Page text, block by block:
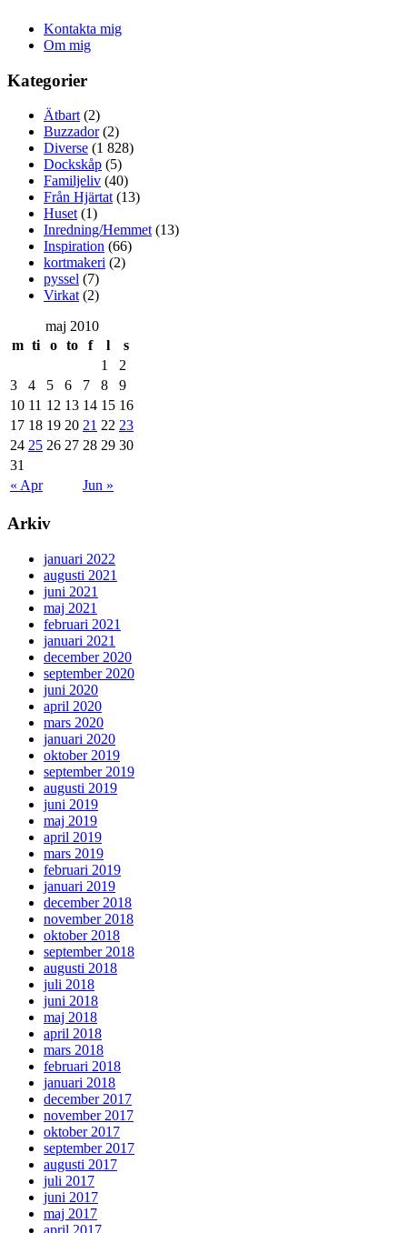
Kontakta mig
Om mig
Kategorier
Ätbart (2)
Buzzador(2)
Diverse (1 828)
Dockskåp (5)
Familjeliv (40)
Från Hjärtat (13)
Huset (1)
Inredning/Hemmet (13)
Inspiration (66)
kortmakeri (2)
pyssel (7)
Virkat (2)
maj 2010
m ti o to f l s
« Apr Jun »
1
2
3
4 5 6 7 8
9
10 11 12 13 14 15 16
17 18 19 20 21 22 23
24 25 26 27 28 29 30
31
Arkiv
januari 2022
augusti 2021
juni 2021
maj 2021
februari 2021
januari 2021
december 2020
september 2020
juni 2020
april 2020
mars 2020
januari 2020
oktober 2019
september 2019
augusti 2019
juni 2019
maj 2019
april 2019
mars 2019
februari 2019
januari 2019
december 2018
november 2018
oktober 2018
september 2018
augusti 2018
juli 2018
juni 2018
maj 2018
april 2018
mars 2018
februari 2018
januari 2018
december 2017
november 2017
oktober 2017
september 2017
augusti 2017
juli 2017
juni 2017
maj 2017
april 2017